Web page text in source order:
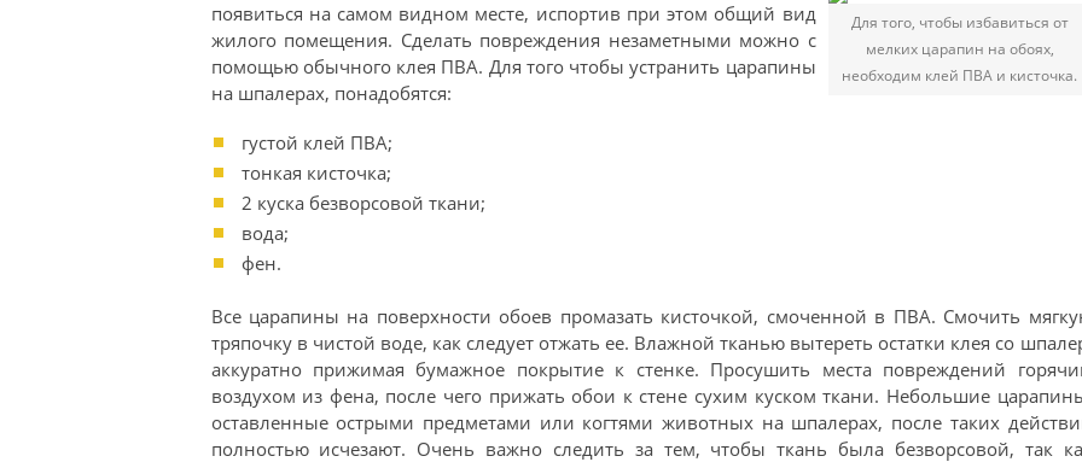
Для того, чтобы избавиться от
мелких царапин на обоях,
необходим клей ПВА и кисточка.
появиться на самом видном месте, испортив при этом общий вид
жилого помещения. Сделать повреждения незаметными можно с
помощью обычного клея ПВА. Для того чтобы устранить царапины
на шпалерах, понадобятся:
густой клей ПВА;
тонкая кисточка;
2 куска безворсовой ткани;
вода;
фен.
Все царапины на поверхности обоев промазать кисточкой, смоченной в ПВА. Смочить
тряпочку в чистой воде, как следует отжать ее. Влажной тканью вытереть остатки клея со
аккуратно прижимая бумажное покрытие к стенке. Просушить места повреждений
воздухом из фена, после чего прижать обои к стене сухим куском ткани. Небольшие
оставленные острыми предметами или когтями животных на шпалерах, после таких
полностью исчезают. Очень важно следить за тем, чтобы ткань была безворсовой, так